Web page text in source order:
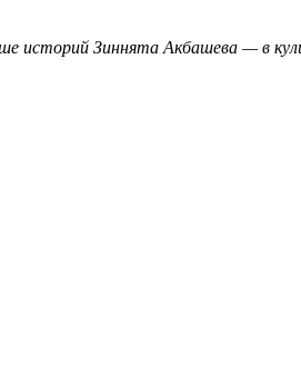
историй Зиннята Акбашева — в